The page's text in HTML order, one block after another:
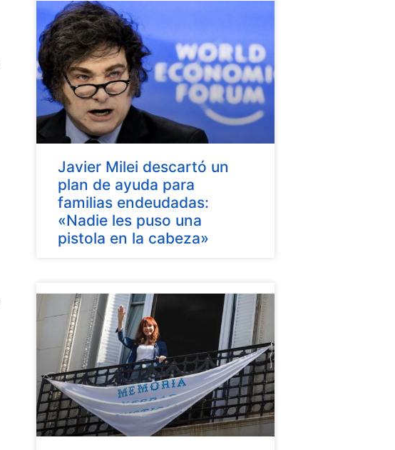
Javier Milei descartó un
plan de ayuda para
familias endeudadas:
«Nadie les puso una
pistola en la cabeza»